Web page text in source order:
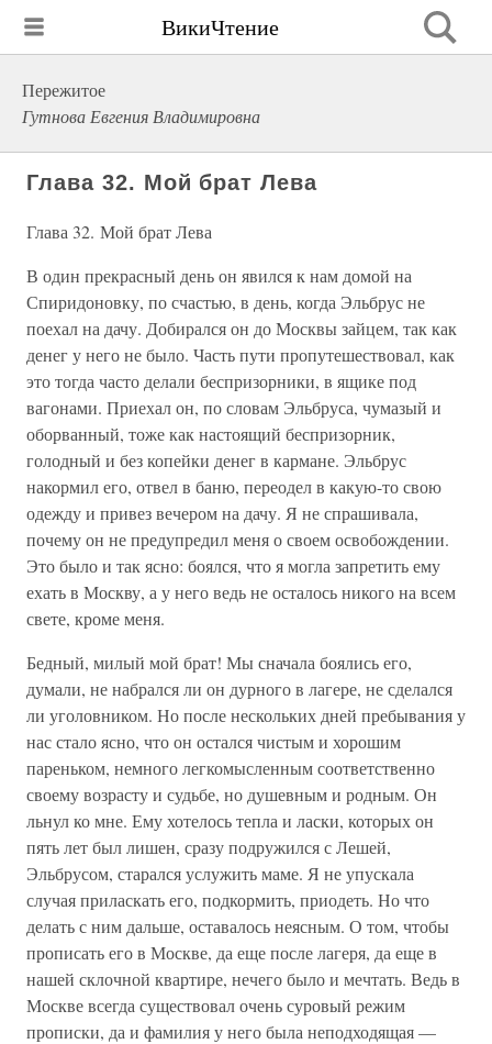
ВикиЧтение
Пережитое
Гутнова Евгения Владимировна
Глава 32. Мой брат Лева
Глава 32. Мой брат Лева
В один прекрасный день он явился к нам домой на
Спиридоновку, по счастью, в день, когда Эльбрус не
поехал на дачу. Добирался он до Москвы зайцем, так как
денег у него не было. Часть пути пропутешествовал, как
это тогда часто делали беспризорники, в ящике под
вагонами. Приехал он, по словам Эльбруса, чумазый и
оборванный, тоже как настоящий беспризорник,
голодный и без копейки денег в кармане. Эльбрус
накормил его, отвел в баню, переодел в какую-то свою
одежду и привез вечером на дачу. Я не спрашивала,
почему он не предупредил меня о своем освобождении.
Это было и так ясно: боялся, что я могла запретить ему
ехать в Москву, а у него ведь не осталось никого на всем
свете, кроме меня.
Бедный, милый мой брат! Мы сначала боялись его,
думали, не набрался ли он дурного в лагере, не сделался
ли уголовником. Но после нескольких дней пребывания у
нас стало ясно, что он остался чистым и хорошим
пареньком, немного легкомысленным соответственно
своему возрасту и судьбе, но душевным и родным. Он
льнул ко мне. Ему хотелось тепла и ласки, которых он
пять лет был лишен, сразу подружился с Лешей,
Эльбрусом, старался услужить маме. Я не упускала
случая приласкать его, подкормить, приодеть. Но что
делать с ним дальше, оставалось неясным. О том, чтобы
прописать его в Москве, да еще после лагеря, да еще в
нашей склочной квартире, нечего было и мечтать. Ведь в
Москве всегда существовал очень суровый режим
прописки, да и фамилия у него была неподходящая —